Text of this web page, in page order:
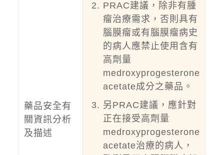
藥品安全有
關資訊分析
及描述
PRAC建議，除非有腫
瘤治療需求，否則具有
腦膜瘤或有腦膜瘤病史
的病人應禁止使用含有
高劑量
medroxyprogesterone
acetate成分之藥品。
另PRAC建議，應針對
正在接受高劑量
medroxyprogesterone
acetate治療的病人，